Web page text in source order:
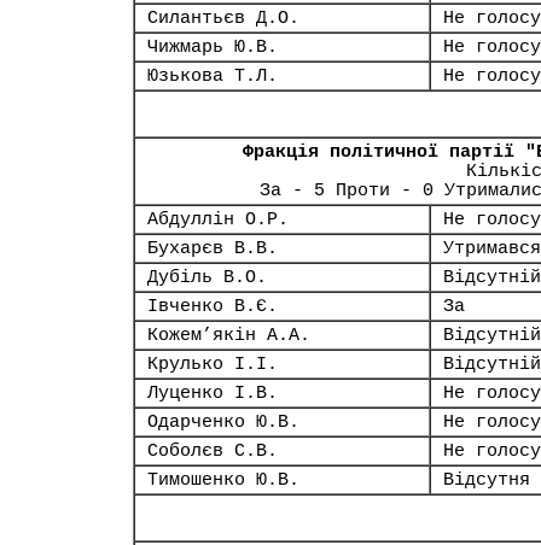
Силантьєв Д.О.
Не
Чижмарь Ю.В.
Не
Юзькова Т.Л.
Не
Фракція політичної партії
За - 5 Проти - 0
Абдуллін О.Р.
Не
Бухарєв В.В.
Утримався
Дубіль В.О.
Відсутній
Івченко В.Є.
За
Кожем’якін А.А.
Відсутній
Крулько І.І.
Відсутній
Луценко І.В.
Не
Одарченко Ю.В.
Не
Соболєв С.В.
Не
Тимошенко Ю.В.
Відсутня